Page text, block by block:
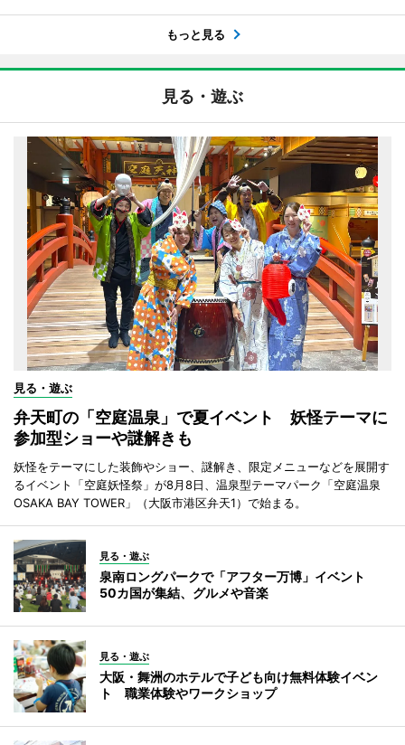
もっと見る
見る・遊ぶ
見る・遊ぶ
弁天町の「空庭温泉」で夏イベント 妖怪テーマに
参加型ショーや謎解きも
妖怪をテーマにした装飾やショー、謎解き、限定メニューなどを展開す
るイベント「空庭妖怪祭」が8月8日、温泉型テーマパーク「空庭温泉
OSAKA BAY TOWER」（大阪市港区弁天1）で始まる。
見る・遊ぶ
泉南ロングパークで「アフター万博」イベント
50カ国が集結、グルメや音楽
見る・遊ぶ
大阪・舞洲のホテルで子ども向け無料体験イベン
ト 職業体験やワークショップ